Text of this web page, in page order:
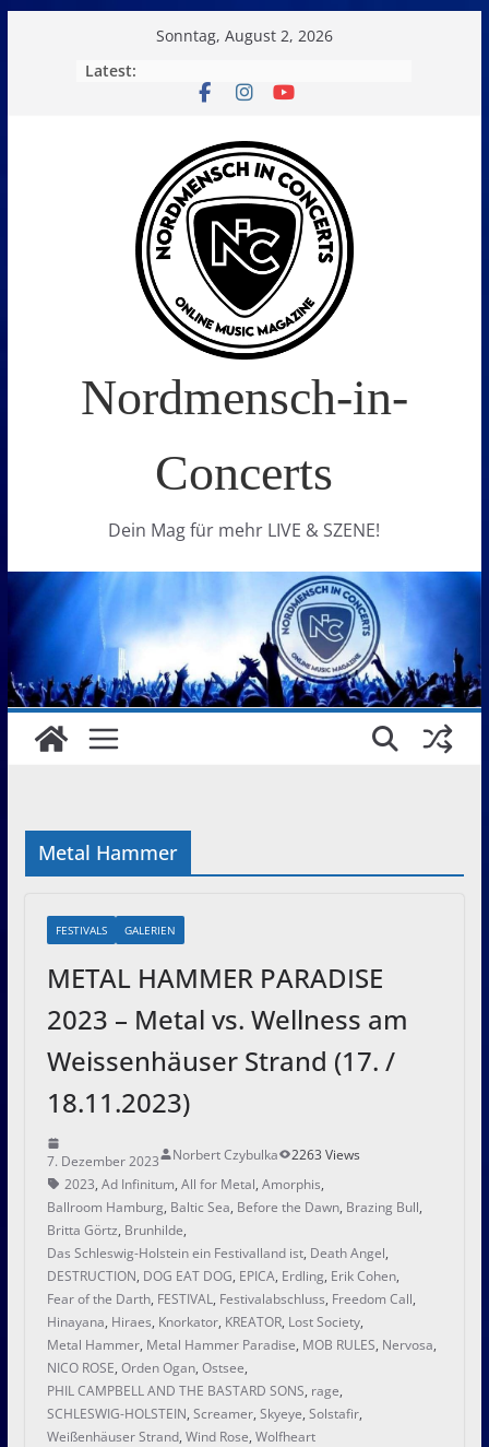
Sonntag, August 2, 2026
Latest:
Nordmensch-in-
Concerts
Dein Mag für mehr LIVE & SZENE!
Metal Hammer
FESTIVALS GALERIEN
METAL HAMMER PARADISE
2023 – Metal vs. Wellness am
Weissenhäuser Strand (17. /
18.11.2023)
7. Dezember 2023 Norbert Czybulka
2263 Views
2023, Ad Infinitum, All for Metal, Amorphis,
Ballroom Hamburg, Baltic Sea, Before the Dawn, Brazing Bull,
Britta Görtz, Brunhilde,
Das Schleswig-Holstein ein Festivalland ist, Death Angel,
DESTRUCTION, DOG EAT DOG, EPICA, Erdling, Erik Cohen,
Fear of the Darth, FESTIVAL, Festivalabschluss, Freedom Call,
Hinayana, Hiraes, Knorkator, KREATOR, Lost Society,
Metal Hammer, Metal Hammer Paradise, MOB RULES, Nervosa,
NICO ROSE, Orden Ogan, Ostsee,
PHIL CAMPBELL AND THE BASTARD SONS, rage,
SCHLESWIG-HOLSTEIN, Screamer, Skyeye, Solstafir,
Weißenhäuser Strand, Wind Rose, Wolfheart